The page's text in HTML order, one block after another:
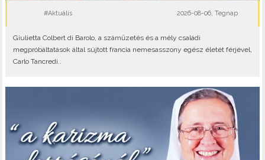
#Aktuális 2026-08-06, Tegnap
Giulietta Colbert di Barolo, a száműzetés és a mély családi
megpróbáltatások által sújtott francia nemesasszony egész életét férjével,
Carlo Tancredi..